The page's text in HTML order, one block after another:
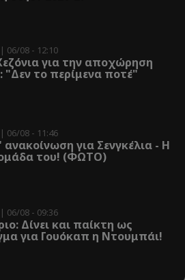
| 06/08 - 12:10
για την αποχώρηση
"Δεν το περίμενα ποτέ"
| 06/08 - 11:46
για Σενγκέλια - Η
του! (ΦΩΤΟ)
| 06/08 - 09:36
Δίνει και παίκτη ως
για Γουόκαπ η Ντουμπάι!